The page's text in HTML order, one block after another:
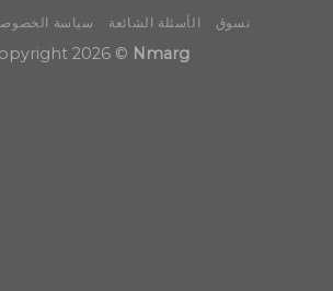
تسوق الأسئلة الشائعة سياسة
2026 © Nmarg